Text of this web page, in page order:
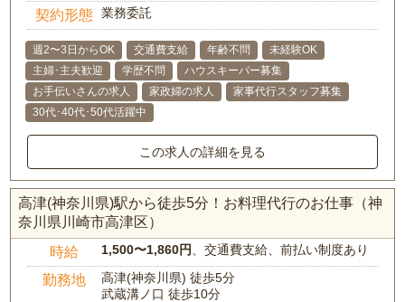
契約形態 業務委託
週2〜3日からOK 交通費支給 年齢不問
未経験OK
主婦･主夫歓迎
学歴不問
ハウスキーパー募集
お手伝いさんの求人
家政婦の求人
家事代行スタッフ募集
30代･40代･50代活躍中
この求人の詳細を見る
高津(神奈川県)駅から徒歩5分！お料理代行のお仕事（神
奈川県川崎市高津区）
時給 1,500〜1,860円 、交通費支給、前払い制度あり
勤務地
高津(神奈川県) 徒歩5分
武蔵溝ノ口 徒歩10分